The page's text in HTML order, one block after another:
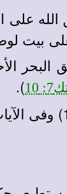
الله
بيت
البحر
10
).